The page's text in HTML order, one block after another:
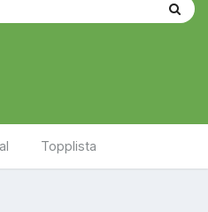
Topplista